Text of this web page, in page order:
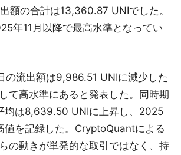
額の合計は13,360.87 UNIでした。
年11月以降で最高水準となってい
の流出額は9,986.51 UNIに減少した
て高水準にあると発表した。同時期
均は8,639.50 UNIに上昇し、2025
値を記録した。CryptoQuantによる
の動きが単発的な取引ではなく、持